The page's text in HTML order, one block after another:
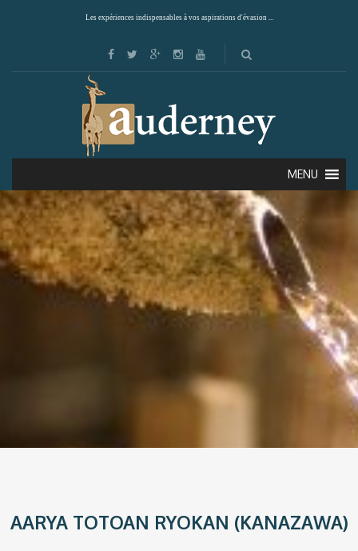
Les expériences indispensables à vos aspirations d'évasion ...
MENU
AARYA TOTOAN RYOKAN (KANAZAWA)